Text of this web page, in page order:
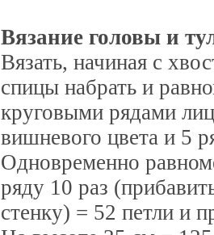
Вязание головы и
Вязать, начиная с
спицы набрать и
круговыми рядами
вишневого цвета и 5
Одновременно
ряду 10 раз
стенку) = 52 петли и